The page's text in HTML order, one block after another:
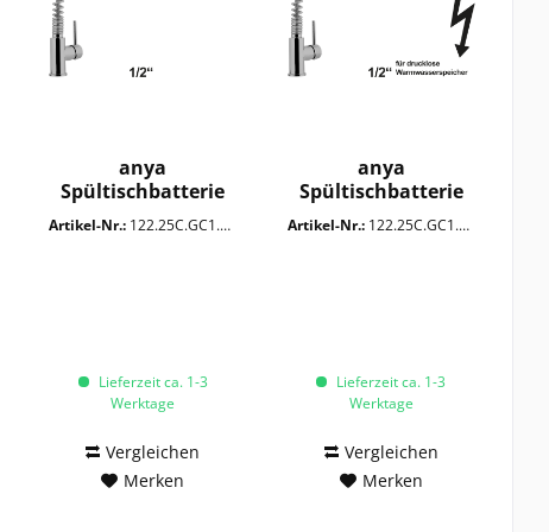
anya
Spültischbatterie
1/2"
Artikel-Nr.: 122.25C.GC1.0HQ
Lieferzeit ca. 1-3
Werktage
Vergleichen
Merken
anya
Spültischbatterie
1/2" ND
Artikel-Nr.:122.25C.GC1.YHQ
Lieferzeit ca. 1-3
Werktage
Vergleichen
Merken